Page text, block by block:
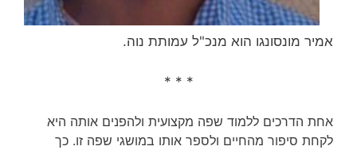
אמיר מונסונגו הוא מנכ"ל עמותת נוה.
* * *
אחת הדרכים ללמוד שפה מקצועית ולהפנים אותה היא
לקחת סיפור מהחיים ולספר אותו במושגי שפה זו. כך